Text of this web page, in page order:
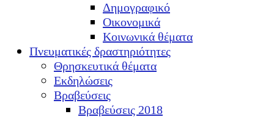
Δημογραφικό
Οικονομικά
Κοινωνικά θέματα
Πνευματικές δραστηριότητες
Θρησκευτικά θέματα
Εκδηλώσεις
Βραβεύσεις
Βραβεύσεις 2018